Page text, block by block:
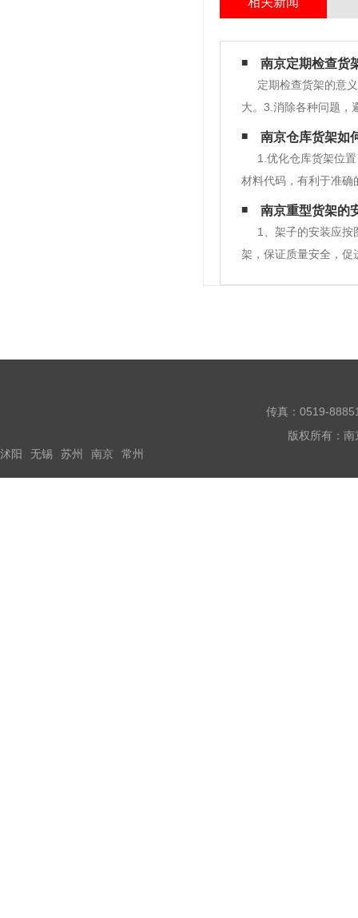
南京定期检查货
定期检查货架的意
大。3.消除各种问题，
南京仓库货架如
1.优化仓库货架位
材料代码，有利于准确
仓库货物盘点要多级
员须对盘点程序进行
南京重型货架的
1、架子的安装应按
架，保证质量安全，促
传真：0519-
版权所有：
沭阳
无锡 苏州 南京 常州